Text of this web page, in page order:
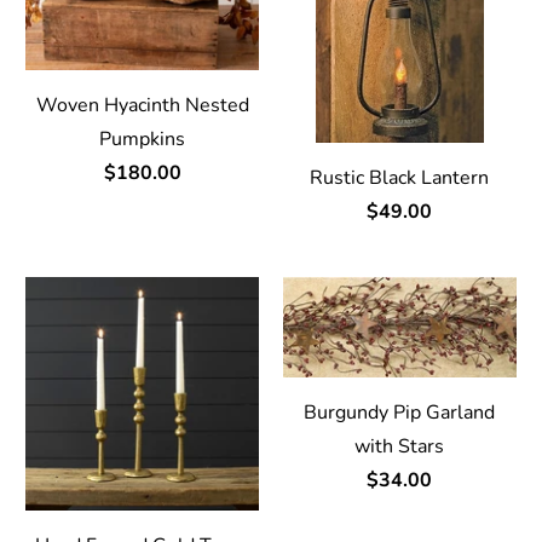
Woven Hyacinth Nested
Pumpkins
$180.00
Rustic Black Lantern
$49.00
Burgundy Pip Garland
with Stars
$34.00